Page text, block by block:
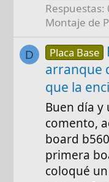
Respuestas:
Montaje de
D Placa Base
arranque
que la
Buen día y
comento,
board
primera
coloqué